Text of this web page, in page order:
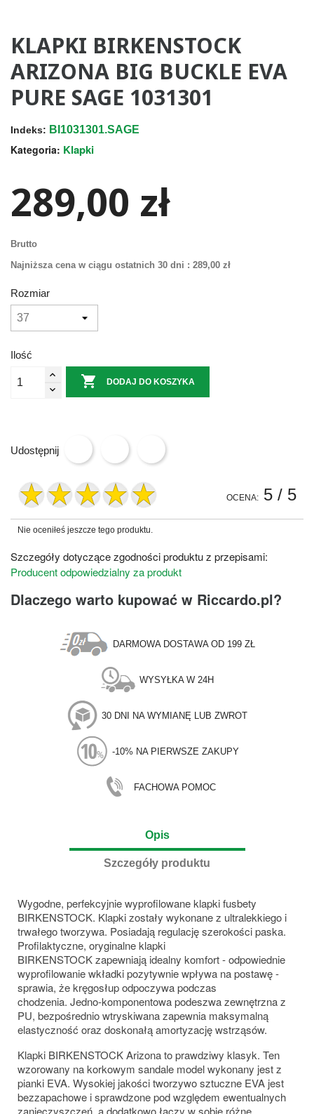
KLAPKI BIRKENSTOCK
ARIZONA BIG BUCKLE EVA
PURE SAGE 1031301
Indeks: BI1031301.SAGE
Kategoria: Klapki
289,00 zł
Brutto
Najniższa cena w ciągu ostatnich 30 dni : 289,00 zł
Rozmiar
Ilość
 DODAJ DO KOSZYKA
Udostępnij
OCENA: 5 / 5
Nie oceniłeś jeszcze tego produktu.
Szczegóły dotyczące zgodności produktu z przepisami:
Producent odpowiedzialny za produkt
Dlaczego warto kupować w Riccardo.pl?
DARMOWA DOSTAWA OD 199 ZŁ
WYSYŁKA W 24H
30 DNI NA WYMIANĘ LUB ZWROT
-10% NA PIERWSZE ZAKUPY
FACHOWA POMOC
Opis
Szczegóły produktu
Wygodne, perfekcyjnie wyprofilowane klapki fusbety
BIRKENSTOCK. Klapki zostały wykonane z ultralekkiego i
trwałego tworzywa. Posiadają regulację szerokości paska.
Profilaktyczne, oryginalne klapki
BIRKENSTOCK zapewniają idealny komfort - odpowiednie
wyprofilowanie wkładki pozytywnie wpływa na postawę -
sprawia, że kręgosłup odpoczywa podczas
chodzenia. Jedno-komponentowa podeszwa zewnętrzna z
PU, bezpośrednio wtryskiwana zapewnia maksymalną
elastyczność oraz doskonałą amortyzację wstrząsów.
Klapki BIRKENSTOCK Arizona to prawdziwy klasyk. Ten
wzorowany na korkowym sandale model wykonany jest z
pianki EVA. Wysokiej jakości tworzywo sztuczne EVA jest
bezzapachowe i sprawdzone pod względem ewentualnych
zanieczyszczeń, a dodatkowo łączy w sobie różne